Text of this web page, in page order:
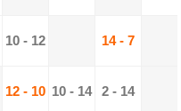
10 - 12 14 - 7
12 - 10 10 - 14 2 - 14